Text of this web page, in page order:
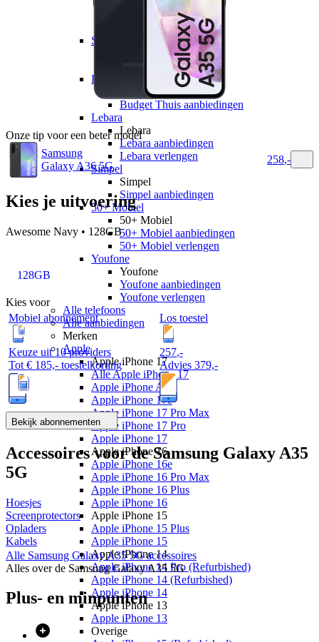
Ben aanbiedingen
Ben verlengen
Simyo
Simyo aanbiedingen
Budget Thuis
Budget Thuis
Budget Thuis aanbiedingen
Lebara
Lebara
Lebara aanbiedingen
Lebara verlengen
Simpel
Simpel
Simpel aanbiedingen
50+ Mobiel
50+ Mobiel
50+ Mobiel aanbiedingen
50+ Mobiel verlengen
Youfone
Youfone
Youfone aanbiedingen
Youfone verlengen
Alle telefoons
Alle aanbiedingen
Merken
Apple
Apple iPhone 17
Alle Apple iPhone 17
Apple iPhone Air
Apple iPhone 17e
Apple iPhone 17 Pro Max
Apple iPhone 17 Pro
Apple iPhone 17
Apple iPhone 16
Apple iPhone 16e
Apple iPhone 16 Pro Max
Apple iPhone 16 Plus
Apple iPhone 16
Apple iPhone 15
Apple iPhone 15 Plus
Apple iPhone 15
Apple iPhone 14
Apple iPhone 14 Pro (Refurbished)
Apple iPhone 14 (Refurbished)
Apple iPhone 14
Apple iPhone 13
Apple iPhone 13
Overige
Onze tip voor een beter model
Samsung
Galaxy A36 5G
258,-
Kies je uitvoering
Awesome Navy • 128GB
128GB
Kies voor
Mobiel abonnement
Keuze uit 10 providers
Tot € 185,- toestelkorting
Los toestel
257,-
Advies 379,-
Bekijk abonnementen
Accessoires voor deSamsung Galaxy A35
5G
Hoesjes
Screenprotectors
Opladers
Kabels
Alle Samsung Galaxy A35 5Gaccessoires
Alles over de Samsung Galaxy A35 5G
Plus- en minpunten